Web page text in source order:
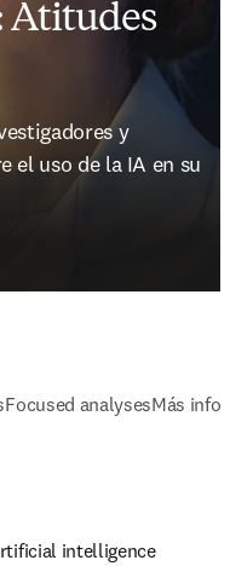
Atitudes
y
el uso de la IA en su
pestaña/ventana
Focused analysesMás
intelligence